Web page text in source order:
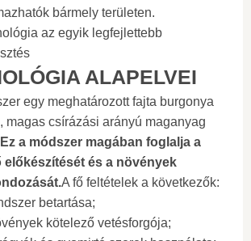
bármely területen.
az egyik legfejlettebb
ALAPELVEI
egy meghatározott fajta burgonya
magas csírázási arányú maganyag
Ez a módszer magában foglalja a
előkészítését és a növények
A fő feltételek a következők:
betartása;
kötelező vetésforgója;